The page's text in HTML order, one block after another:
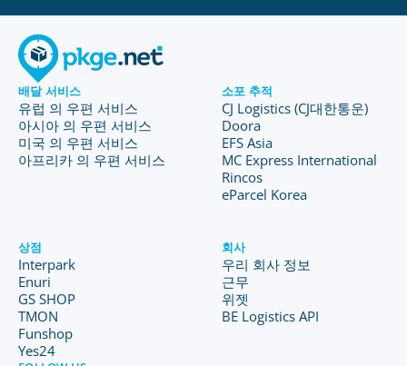
배달 서비스
유럽 의 우편 서비스
아시아 의 우편 서비스
미국 의 우편 서비스
아프리카 의 우편 서비스
소포 추적
CJ Logistics (CJ대한통운)
Doora
EFS Asia
MC Express International
Rincos
eParcel Korea
상점
Interpark
Enuri
GS SHOP
TMON
Funshop
Yes24
회사
우리 회사 정보
근무
위젯
BE Logistics API